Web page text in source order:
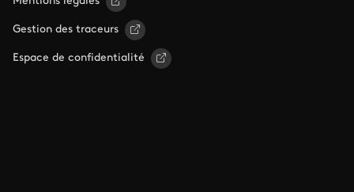
Gestion des traceurs
Espace de confidentialité